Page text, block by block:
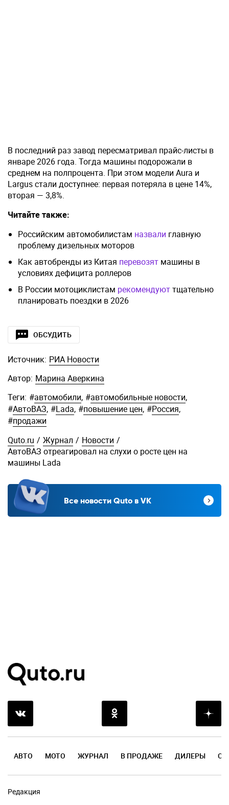
В последний раз завод пересматривал прайс-листы в
январе 2026 года. Тогда машины подорожали в
среднем на полпроцента. При этом модели Aura и
Largus стали доступнее: первая потеряла в цене 14%,
вторая — 3,8%.
Читайте также:
Российским автомобилистам назвали главную
проблему дизельных моторов
Как автобренды из Китая перевозят машины в
условиях дефицита роллеров
В России мотоциклистам рекомендуюттщательно
планировать поездки в 2026
ОБСУДИТЬ
Источник: РИА Новости
Автор: Марина Аверкина
Теги: #автомобили, #автомобильные новости,
#АвтоВАЗ, #Lada, #повышение цен, #Россия,
#продажи
Quto.ru / Журнал / Новости /
АвтоВАЗ отреагировал на слухи о росте цен на
машины Lada
Все новости Quto в VK
АВТО МОТО ЖУРНАЛ В ПРОДАЖЕ ДИЛЕРЫ
Редакция